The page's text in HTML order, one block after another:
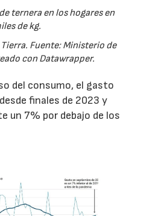
ternera en los hogares en
de kg.
Fuente: Ministerio de
con Datawrapper.
del consumo, el gasto
finales de 2023 y
un 7% por debajo de los